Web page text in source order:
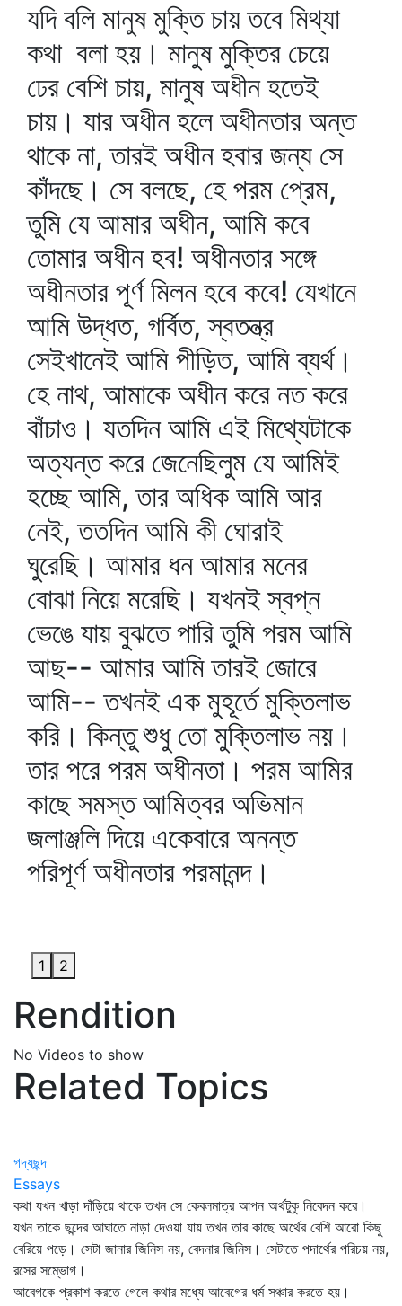
যদি বলি মানুষ মুক্তি চায় তবে মিথ্যা
কথা বলা হয়। মানুষ মুক্তির চেয়ে
ঢের বেশি চায়, মানুষ অধীন হতেই
চায়। যার অধীন হলে অধীনতার অন্ত
থাকে না, তারই অধীন হবার জন্য সে
কাঁদছে। সে বলছে, হে পরম প্রেম,
তুমি যে আমার অধীন, আমি কবে
তোমার অধীন হব! অধীনতার সঙ্গে
অধীনতার পূর্ণ মিলন হবে কবে! যেখানে
আমি উদ্ধত, গর্বিত, স্বতন্ত্র
সেইখানেই আমি পীড়িত, আমি ব্যর্থ।
হে নাথ, আমাকে অধীন করে নত করে
বাঁচাও। যতদিন আমি এই মিথ্যেটাকে
অত্যন্ত করে জেনেছিলুম যে আমিই
হচ্ছে আমি, তার অধিক আমি আর
নেই, ততদিন আমি কী ঘোরাই
ঘুরেছি। আমার ধন আমার মনের
বোঝা নিয়ে মরেছি। যখনই স্বপ্ন
ভেঙে যায় বুঝতে পারি তুমি পরম আমি
আছ-- আমার আমি তারই জোরে
আমি-- তখনই এক মুহূর্তে মুক্তিলাভ
করি। কিন্তু শুধু তো মুক্তিলাভ নয়।
তার পরে পরম অধীনতা। পরম আমির
কাছে সমস্ত আমিত্বর অভিমান
জলাঞ্জলি দিয়ে একেবারে অনন্ত
পরিপূর্ণ অধীনতার পরমানন্দ।
1 2
Rendition
No Videos to show
Related Topics
গদ্যছন্দ
Essays
কথা যখন খাড়া দাঁড়িয়ে থাকে তখন সে কেবলমাত্র আপন অর্থটুকু নিবেদন করে।
যখন তাকে ছন্দের আঘাতে নাড়া দেওয়া যায় তখন তার কাছে অর্থের বেশি আরো কিছু
বেরিয়ে পড়ে। সেটা জানার জিনিস নয়, বেদনার জিনিস। সেটাতে পদার্থের পরিচয় নয়,
রসের সম্ভোগ।
আবেগকে প্রকাশ করতে গেলে কথার মধ্যে আবেগের ধর্ম সঞ্চার করতে হয়।